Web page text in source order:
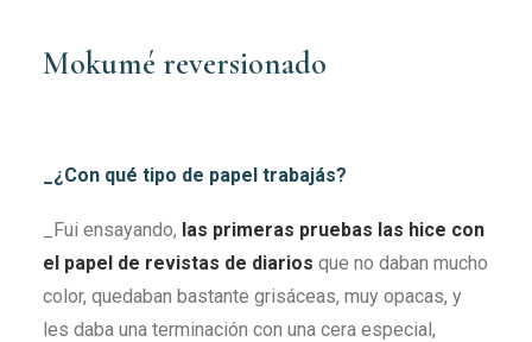
Mokumé reversionado
_¿Con qué tipo de papel trabajás?
_Fui ensayando, las primeras pruebas las hice con
el papel de revistas de diarios que no daban mucho
color, quedaban bastante grisáceas, muy opacas, y
les daba una terminación con una cera especial,